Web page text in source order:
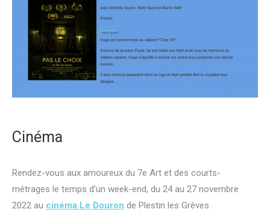
Cinéma
Rendez-vous aux amoureux du 7e Art et des courts-
métrages le temps d’un week-end, du 24 au 27 novembre
2022 au cinéma Le Douron de Plestin les Grèves.